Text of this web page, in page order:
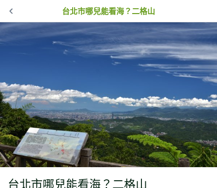
台北市哪兒能看海？二格山
台北市哪兒能看海？二格山